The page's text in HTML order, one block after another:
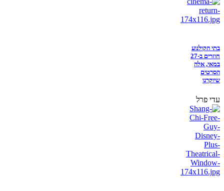
בתי הקולנוע
חוזרים ב-27
במאי, אלה
הסרטים
שיוקרנו
עדי פרל